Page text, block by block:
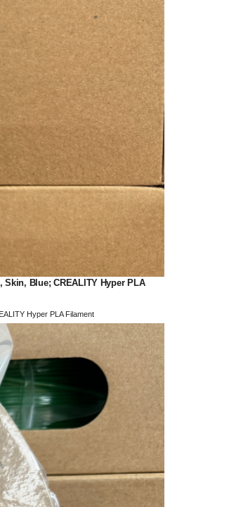
Skin, Blue; CREALITY Hyper PLA
Hyper PLA Filament